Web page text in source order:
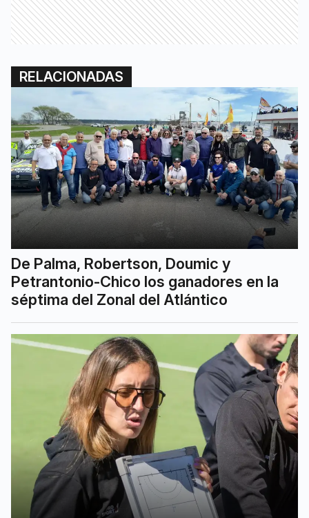
RELACIONADAS
De Palma, Robertson, Doumic y
Petrantonio-Chico los ganadores en la
séptima del Zonal del Atlántico